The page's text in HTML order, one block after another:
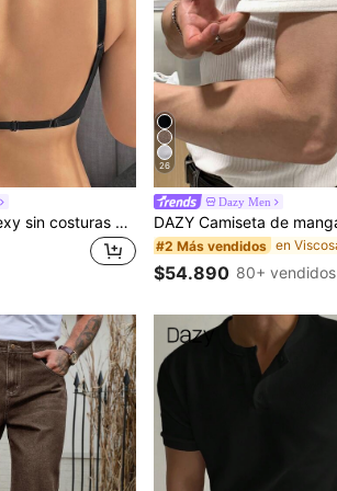
DAZY Lencería sexy sin costuras y sin espalda para mujer, ropa interior nupcial de verano,3 tirantes ajustables, espalda baja, lencería de boda transpirable y cómoda, camisola para ocasiones form
26
Dazy Men
#2 Más vendidos
$54.890 80+ vendidos